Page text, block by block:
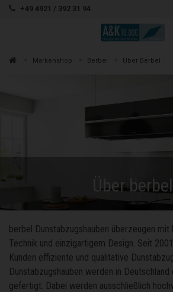
Zum Inhalt springen
+49 4921 / 392 31 94
Suche
Zur Markenshop Berbel Über Berbel
Über berbel
berbel Dunstabzugshauben überzeugen mit
Technik und einzigartigem Design. Seit
Kunden effiziente und qualitative
Dunstabzugshauben werden in
gefertigt. Dabei werden ausschließlich